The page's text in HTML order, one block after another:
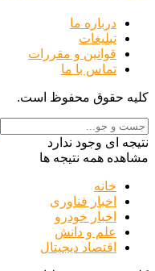
درباره ما
تبلیغات
قوانین و مقررات
تماس با ما
کلیه حقوق محفوظ است.
نتیجه ای وجود ندارد
مشاهده همه نتیجه ها
خانه
اخبار فناوری
اخبار خودرو
علم و دانش
اقتصاد دیجیتال